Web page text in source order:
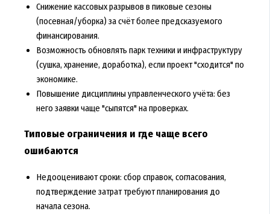
Снижение кассовых разрывов в пиковые сезоны
(посевная/уборка) за счёт более предсказуемого
финансирования.
Возможность обновлять парк техники и инфраструктуру
(сушка, хранение, доработка), если проект "сходится" по
экономике.
Повышение дисциплины управленческого учёта: без
него заявки чаще "сыпятся" на проверках.
Типовые ограничения и где чаще всего
ошибаются
Недооценивают сроки: сбор справок, согласования,
подтверждение затрат требуют планирования до
начала сезона.